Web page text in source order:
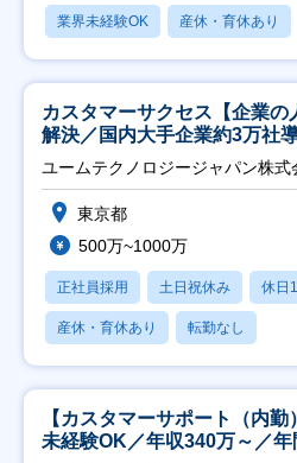
業界未経験OK 産休・育休あり
カスタマーサクセス【企業
解決／国内大手企業約3万社
ユームテクノロジージャパン株式
東京都
500万~1000万
正社員採用 土日祝休み 休日
産休・育休あり 転勤なし
【カスタマーサポート（内
未経験OK／年収340万～／年